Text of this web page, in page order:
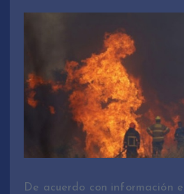
De acuerdo con información